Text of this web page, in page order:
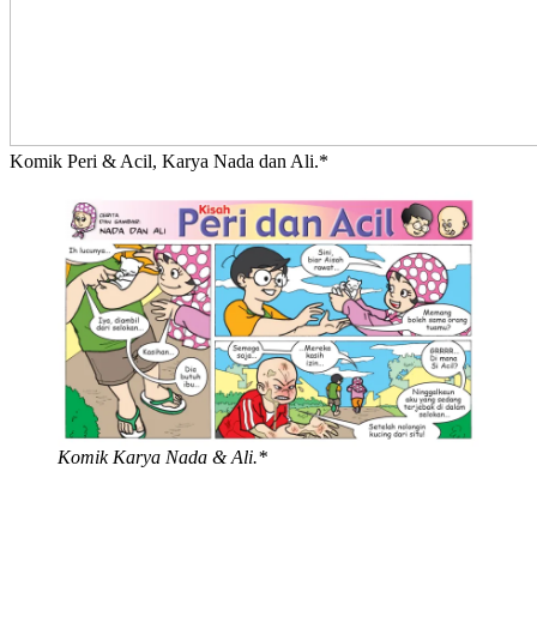
Komik Peri & Acil, Karya Nada dan Ali.*
Komik Karya Nada & Ali.*